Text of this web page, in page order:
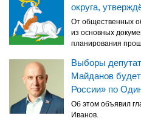
округа,
От общественных
из основных
планирования
Выборы
Майданов
России» по
Об этом объявил
Иванов.